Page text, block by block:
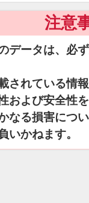
注意
データは、必
されている情
および安全性
なる損害につ
いかねます。